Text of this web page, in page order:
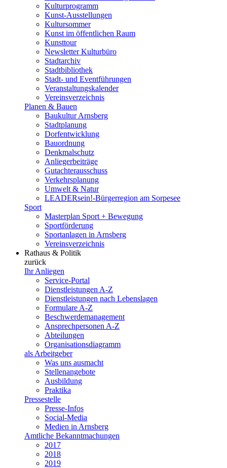
Kulturprogramm
Kunst-Ausstellungen
Kultursommer
Kunst im öffentlichen Raum
Kunsttour
Newsletter Kulturbüro
Stadtarchiv
Stadtbibliothek
Stadt- und Eventführungen
Veranstaltungskalender
Vereinsverzeichnis
Planen & Bauen
Baukultur Arnsberg
Stadtplanung
Dorfentwicklung
Bauordnung
Denkmalschutz
Anliegerbeiträge
Gutachterausschuss
Verkehrsplanung
Umwelt & Natur
LEADERsein!-Bürgerregion am Sorpesee
Sport
Masterplan Sport + Bewegung
Sportförderung
Sportanlagen in Arnsberg
Vereinsverzeichnis
Rathaus & Politik
zurück
Ihr Anliegen
Service-Portal
Dienstleistungen A-Z
Dienstleistungen nach Lebenslagen
Formulare A-Z
Beschwerdemanagement
Ansprechpersonen A-Z
Abteilungen
Organisationsdiagramm
als Arbeitgeber
Was uns ausmacht
Stellenangebote
Ausbildung
Praktika
Pressestelle
Presse-Infos
Social-Media
Medien in Arnsberg
Amtliche Bekanntmachungen
2017
2018
2019